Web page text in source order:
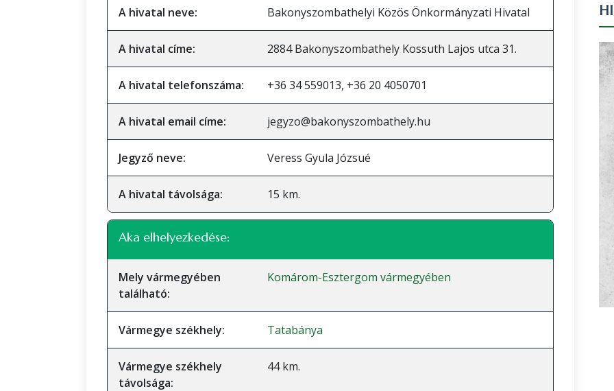
A hivatal neve: Bakonyszombathelyi Közös Önkormányzati Hivatal
A hivatal címe: 2884 Bakonyszombathely Kossuth Lajos utca 31.
A hivatal telefonszáma: +36 34 559013, +36 20 4050701
A hivatal email címe: jegyzo@bakonyszombathely.hu
Jegyző neve: Veress Gyula Józsué
A hivatal távolsága: 15 km.
Aka elhelyezkedése:
Mely vármegyében
található:
Komárom-Esztergom vármegyében
Vármegye székhely: Tatabánya
Vármegye székhely
távolsága:
44 km.